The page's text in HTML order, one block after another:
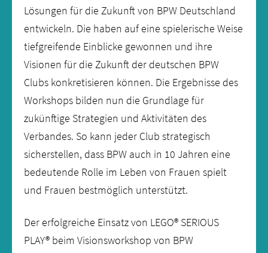
Lösungen für die Zukunft von BPW Deutschland
entwickeln. Die haben auf eine spielerische Weise
tiefgreifende Einblicke gewonnen und ihre
Visionen für die Zukunft der deutschen BPW
Clubs konkretisieren können. Die Ergebnisse des
Workshops bilden nun die Grundlage für
zukünftige Strategien und Aktivitäten des
Verbandes. So kann jeder Club strategisch
sicherstellen, dass BPW auch in 10 Jahren eine
bedeutende Rolle im Leben von Frauen spielt
und Frauen bestmöglich unterstützt.
Der erfolgreiche Einsatz von LEGO® SERIOUS
PLAY® beim Visionsworkshop von BPW